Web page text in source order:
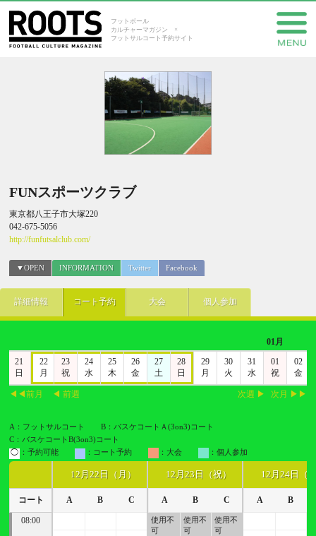
フットボール
カルチャーマガジン ×
フットサルコート予約サイト
FUNスポーツクラブ
東京都八王子市大塚220
042-675-5056
http://funfutsalclub.com/
▼OPEN INFORMATION Twitter Facebook
詳細情報 コート予約 大会 個人参加
01月
21
日
22
月
23
祝
24
水
25
木
26
金
27
土
28
日
29
月
30
火
31
水
01
祝
02
金
◀◀前月 ◀ 前週 次週 ▶ 次月 ▶▶
A：フットサルコート
B：バスケコートＡ(3on3)コート
C：バスケコートB(3on3)コート
◯ ：予約可能 ：コート予約 ：大会 ：個人参加
コート
12月22日（月）
A B C
12月23日（祝）
A B C
12月24日（
A B
08:00
使用不
可
使用不
可
使用不
可